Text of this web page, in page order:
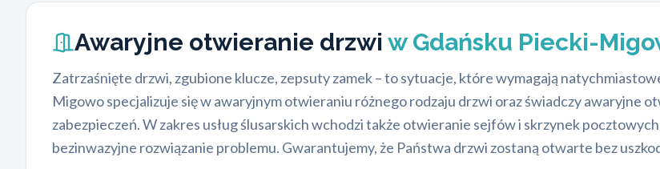
Awaryjne otwieranie drzwi w Gdańsku Piecki-
Zatrzaśnięte drzwi, zgubione klucze, zepsuty zamek – to sytuacje, które wymagają
Migowo specjalizuje się w awaryjnym otwieraniu różnego rodzaju drzwi oraz świadczy awaryjne
zabezpieczeń. W zakres usług ślusarskich wchodzi także otwieranie sejfów i skrzynek
bezinwazyjne rozwiązanie problemu. Gwarantujemy, że Państwa drzwi zostaną otwarte bez